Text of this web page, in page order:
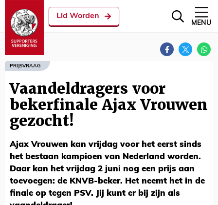
Lid Worden
MENU
PRIJSVRAAG
Vaandeldragers voor
bekerfinale Ajax Vrouwen
gezocht!
Ajax Vrouwen kan vrijdag voor het eerst sinds
het bestaan kampioen van Nederland worden.
Daar kan het vrijdag 2 juni nog een prijs aan
toevoegen: de KNVB-beker. Het neemt het in de
finale op tegen PSV. Jij kunt er bij zijn als